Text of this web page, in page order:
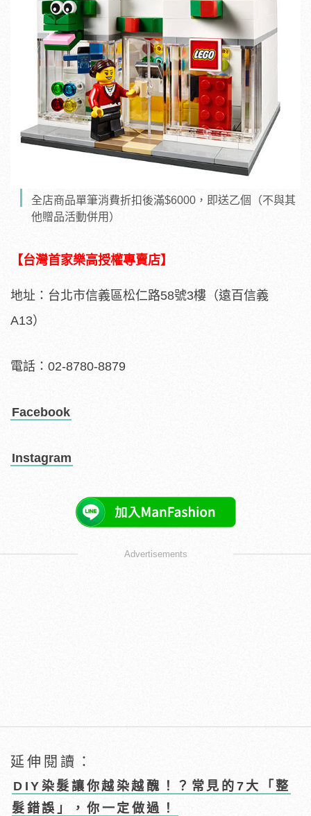
全店商品單筆消費折扣後滿$6000，即送乙個（不與其
他贈品活動併用）
【台灣首家樂高授權專賣店】
地址：台北市信義區松仁路58號3樓（遠百信義
A13）
電話：02-8780-8879
Facebook
Instagram
Advertisements
延伸閱讀：
DIY染髮讓你越染越醜！？常見的7大「整
髮錯誤」，你一定做過！